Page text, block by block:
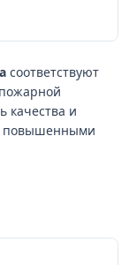
соответствуют
качества и
повышенными